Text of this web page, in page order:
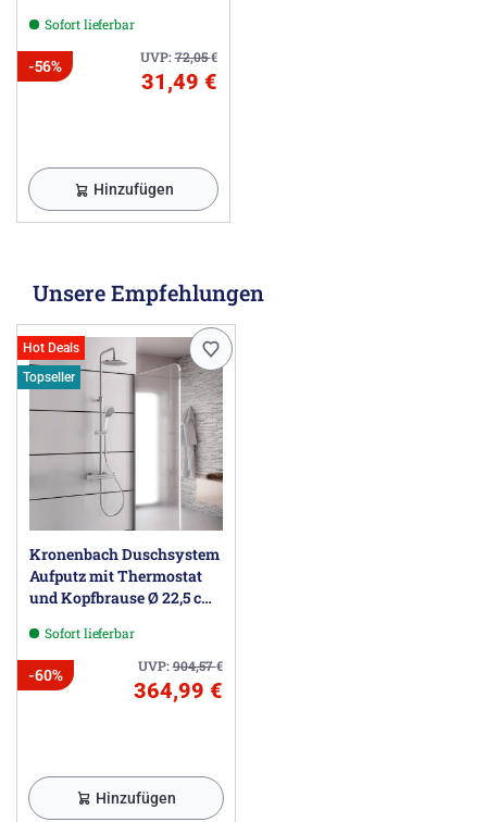
Sofort lieferbar
UVP:72,05€
-56%
31,49 €
Hinzufügen
Unsere Empfehlungen
Hot Deals
Topseller
Kronenbach Duschsystem
Aufputz mit Thermostat
und Kopfbrause Ø 22,5 cm,
Sofort lieferbar
UVP:904,57€
-60%
364,99 €
Hinzufügen